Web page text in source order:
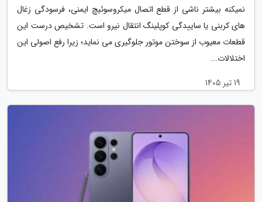
نمیکنه بیشتر ناشی از قطع اتصال میکروسوئیچ ایمنی، فرسودگی زغال
های کربنی یا ساییدگی کوپلینگ انتقال نیرو است. تشخیص درست این
قطعات معیوب از سوختن موتور جلوگیری می نماید؛ زیرا رفع اصولی این
اختلالات...
19 تیر 1405